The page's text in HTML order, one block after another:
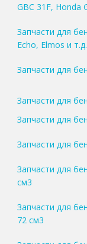
GBC 31F, Honda
Запчасти для
Echo, Elmos и
Запчасти для
Запчасти для
Запчасти для
Запчасти для
Запчасти для
см3
Запчасти для
72 см3